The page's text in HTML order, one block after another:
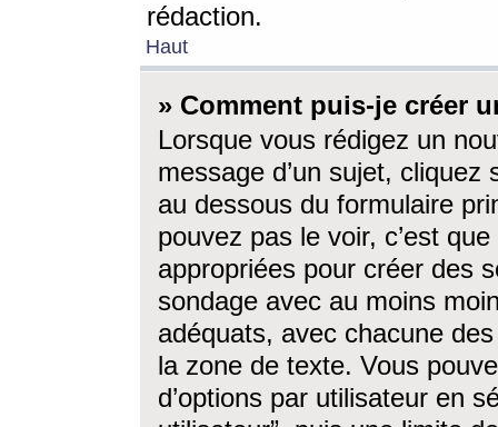
rédaction.
Haut
» Comment puis-je créer
Lorsque vous rédigez un
message d’un sujet, cliquez
au dessous du formulaire
pouvez pas le voir, c’est
appropriées pour créer des
sondage avec au moins
adéquats, avec chacune
la zone de texte. Vous
d’options par utilisateur en